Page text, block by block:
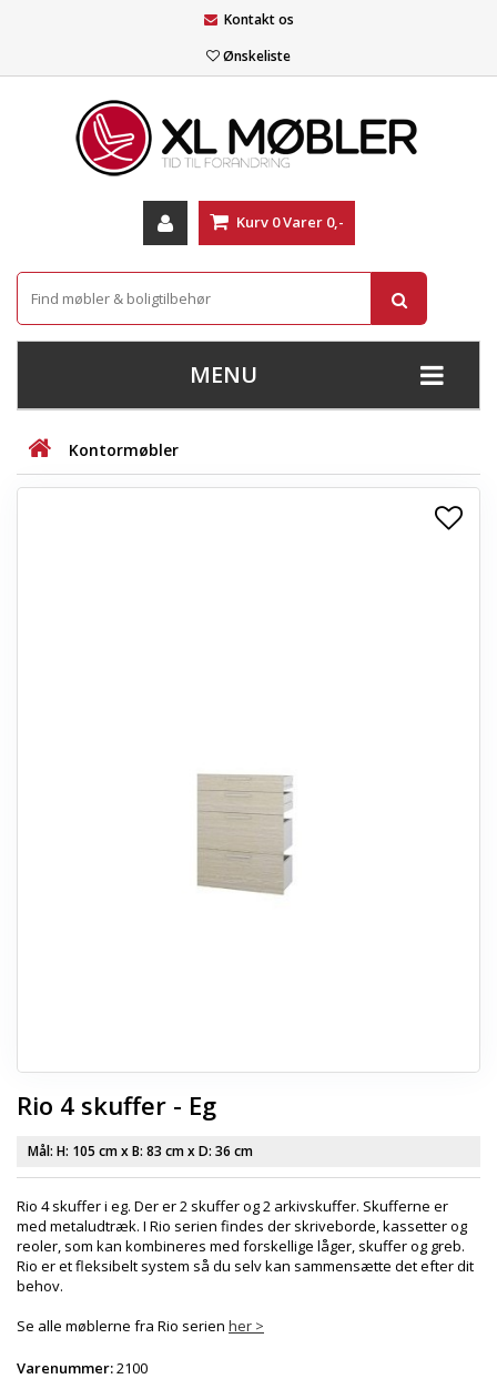
Kontakt os
Ønskeliste
Kurv 0Varer 0,-
MENU
+
STUE
+
Kontormøbler
Rio 4 skuffer - Eg
Mål: H: 105 cmx B: 83 cmx D: 36 cm
Rio 4 skuffer i eg. Der er 2 skuffer og 2 arkivskuffer. Skufferne er
med metaludtræk. I Rio serien findes der skriveborde, kassetter og
reoler, som kan kombineres med forskellige låger, skuffer og greb.
Rio er et fleksibelt system så du selv kan sammensætte det efter dit
behov.
Se alle møblerne fra Rio serien her >
Varenummer:2100